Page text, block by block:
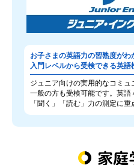
お子さまの英語力の習熟度がわ
入門レベルから受検できる英語
ジュニア向けの実用的なコミュ
一般の方も受検可能です。英語
「聞く」「読む」力の測定に重